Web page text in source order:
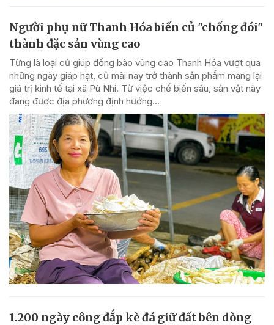
Người phụ nữ Thanh Hóa biến củ "chống đói"
thành đặc sản vùng cao
Từng là loại củ giúp đồng bào vùng cao Thanh Hóa vượt qua
những ngày giáp hạt, củ mài nay trở thành sản phẩm mang lại
giá trị kinh tế tại xã Pù Nhi. Từ việc chế biến sâu, sản vật này
đang được địa phương định hướng...
1.200 ngày công đắp kè đá giữ đất bên dòng